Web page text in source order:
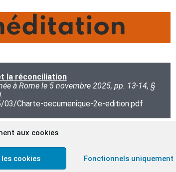
aux cookies
cookies Fonctionnels uniquement
la réconciliation
à Rome le 5 novembre 2025, pp. 13-14, §
Charte-oecumenique-2e-edition.pdf
entre poursuivre les violences ou recourir à la